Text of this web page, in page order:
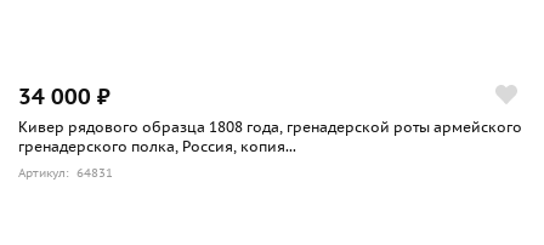
34 000 ₽
Кивер рядового образца 1808 года, гренадерской роты армейского
гренадерского полка, Россия, копия...
Артикул: 64831